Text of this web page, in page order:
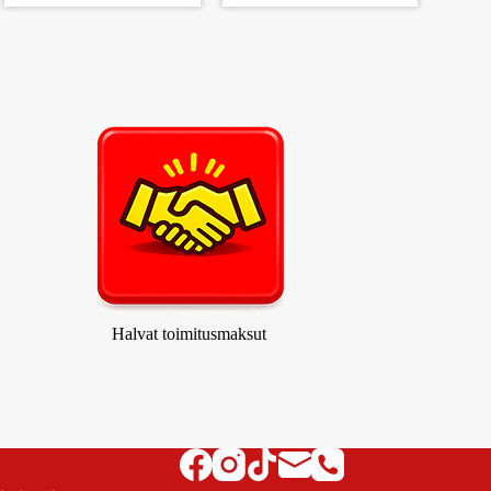
Halvat toimitusmaksut